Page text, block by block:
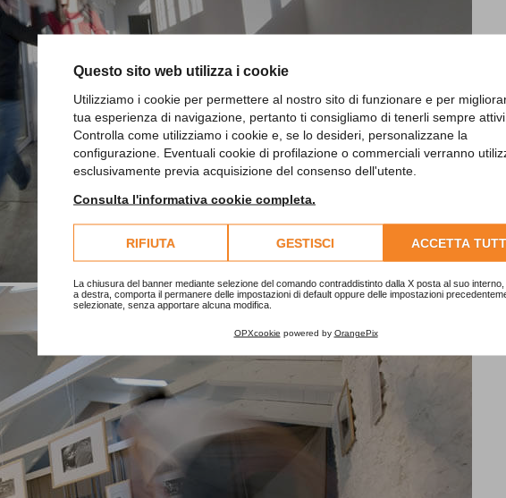
Questo sito web utilizza i cookie
Utilizziamo i cookie per permettere al nostro sito di funzionare e per
tua esperienza di navigazione, pertanto ti consigliamo di tenerli sempre attivi.
Controlla come utilizziamo i cookie e, se lo desideri, personalizzane la
configurazione. Eventuali cookie di profilazione o commerciali verranno
esclusivamente previa acquisizione del consenso dell'utente.
Consulta l'informativa cookie completa.
RIFIUTA GESTISCI ACCETTA
La chiusura del banner mediante selezione del comando contraddistinto dalla X posta al suo interno,
a destra, comporta il permanere delle impostazioni di default oppure delle impostazioni
selezionate, senza apportare alcuna modifica.
OPXcookie powered by OrangePix